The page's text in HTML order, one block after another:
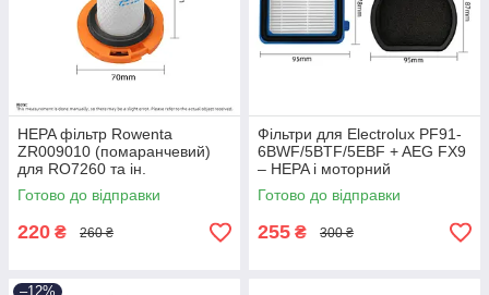
HEPA фільтр Rowenta
ZR009010 (помаранчевий)
для RO7260 та ін.
Готово до відправки
220 ₴ 260 ₴
Фільтри для Electrolux PF91-
6BWF/5BTF/5EBF + AEG FX9
– HEPA і моторний
Готово до відправки
255 ₴ 300 ₴
–12%